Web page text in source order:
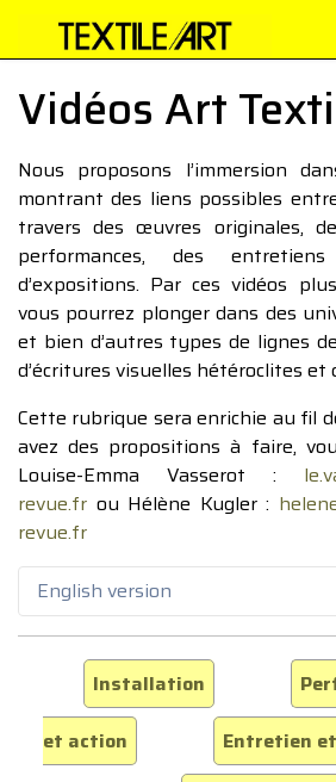
Vidéos Art
Nous proposons l’immersion
montrant des liens possibles
travers des œuvres originales,
performances, des
d’expositions. Par ces vidéos
vous pourrez plonger dans des
et bien d’autres types de lignes
d’écritures visuelles hétéroclites et
Cette rubrique sera enrichie au fil
avez des propositions à faire,
Louise-Emma Vasserot :
revue.fr ou Hélène Kugler :
revue.fr
English version
Installation
et action
Entretien